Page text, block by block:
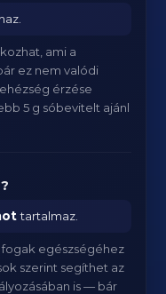
ami a
ez nem valódi
érzése
5 g sóbevitelt ajánl
tartalmaz.
egészségéhez
szerint segíthet az
is — bár